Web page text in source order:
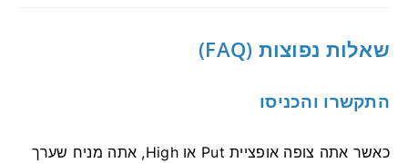
שאלות נפוצות (FAQ)
התקשרו והכניסו
כאשר אתה צופה אופציית Put או High, אתה מניח שערך